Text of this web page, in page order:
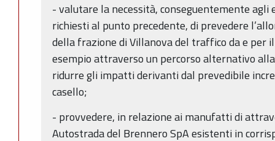
- valutare la necessità, conseguentemente
richiesti al punto precedente, di prevedere
della frazione di Villanova del traffico da e per
esempio attraverso un percorso alternativo
ridurre gli impatti derivanti dal prevedibile
casello;
- provvedere, in relazione ai manufatti di
Autostrada del Brennero SpA esistenti in